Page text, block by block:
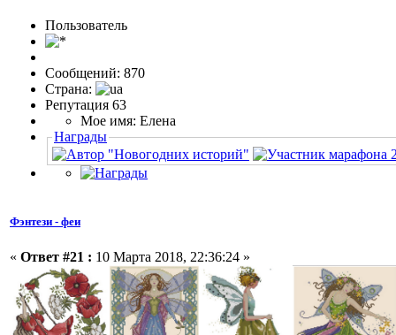
Пользовaтeль
Сообщений: 870
Страна:
Репутация 63
Мое имя: Елена
Награды
Фэнтези - феи
« Ответ #21 : 10 Марта 2018, 22:36:24 »